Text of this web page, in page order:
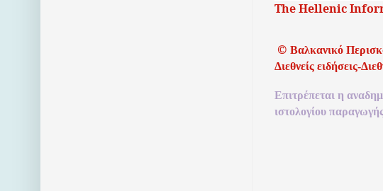
The Hellenic
© Βαλκανικό
Διεθνείς ειδήσεις-
Επιτρέπεται η
ιστολογίου